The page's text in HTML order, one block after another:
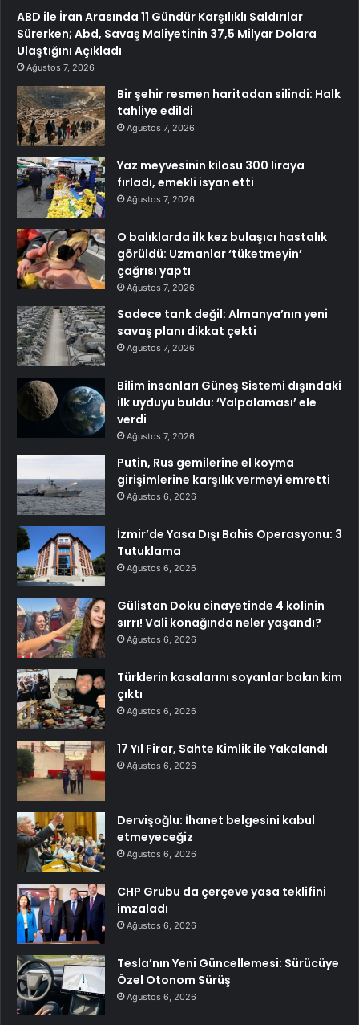
ABD ile İran Arasında 11 Gündür Karşılıklı Saldırılar
Sürerken; Abd, Savaş Maliyetinin 37,5 Milyar Dolara
Ulaştığını Açıkladı
Ağustos 7, 2026
Bir şehir resmen haritadan silindi: Halk
tahliye edildi
Ağustos 7, 2026
Yaz meyvesinin kilosu 300 liraya
fırladı, emekli isyan etti
Ağustos 7, 2026
O balıklarda ilk kez bulaşıcı hastalık
görüldü: Uzmanlar ‘tüketmeyin’
çağrısı yaptı
Ağustos 7, 2026
Sadece tank değil: Almanya’nın yeni
savaş planı dikkat çekti
Ağustos 7, 2026
Bilim insanları Güneş Sistemi dışındaki
ilk uyduyu buldu: ‘Yalpalaması’ ele
verdi
Ağustos 7, 2026
Putin, Rus gemilerine el koyma
girişimlerine karşılık vermeyi emretti
Ağustos 6, 2026
İzmir’de Yasa Dışı Bahis Operasyonu: 3
Tutuklama
Ağustos 6, 2026
Gülistan Doku cinayetinde 4 kolinin
sırrı! Vali konağında neler yaşandı?
Ağustos 6, 2026
Türklerin kasalarını soyanlar bakın kim
çıktı
Ağustos 6, 2026
17 Yıl Firar, Sahte Kimlik ile Yakalandı
Ağustos 6, 2026
Dervişoğlu: İhanet belgesini kabul
etmeyeceğiz
Ağustos 6, 2026
CHP Grubu da çerçeve yasa teklifini
imzaladı
Ağustos 6, 2026
Tesla’nın Yeni Güncellemesi: Sürücüye
Özel Otonom Sürüş
Ağustos 6, 2026